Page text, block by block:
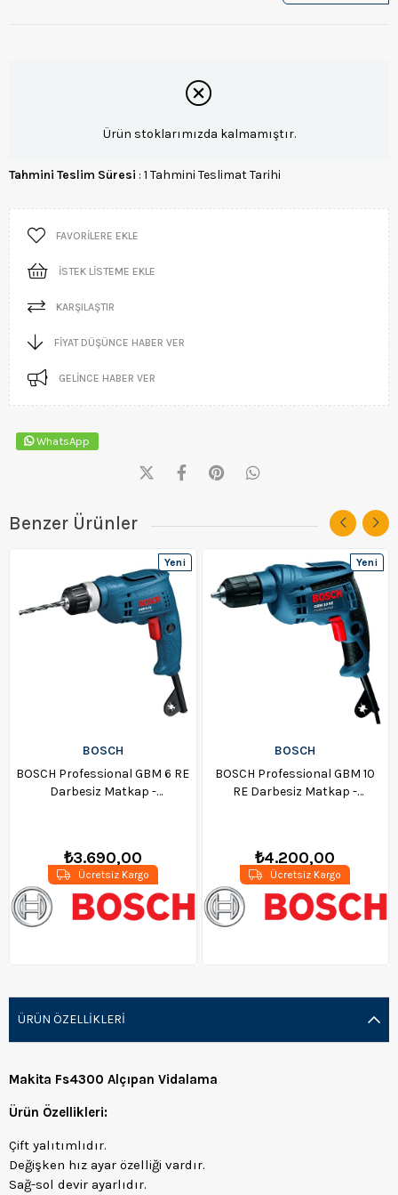
Ürün stoklarımızda kalmamıştır.
Tahmini Teslim Süresi : 1 Tahmini Teslimat Tarihi
FAVORILERE EKLE
İSTEK LISTEME EKLE
KARŞILAŞTIR
FIYAT DÜŞÜNCE HABER VER
GELINCE HABER VER
WhatsApp
Benzer Ürünler
BOSCH
BOSCH Professional GBM 6 RE
Darbesiz Matkap -
₺3.690,00
Ücretsiz Kargo
Yeni
Ürün
BOSCH
BOSCH Professional GBM 10
RE Darbesiz Matkap -
₺4.200,00
Ücretsiz Kargo
Yeni
Ürün
ÜRÜN ÖZELLIKLERI
Makita Fs4300 Alçıpan Vidalama
Ürün Özellikleri:
Çift yalıtımlıdır.
Değişken hız ayar özelliği vardır.
Sağ-sol devir ayarlıdır.